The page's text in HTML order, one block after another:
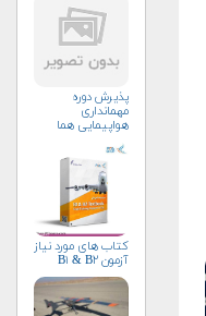
پذیرش دوره
مهمانداری
هواپیمایی هما
کتاب های مورد نیاز
آزمون B۱ & B۲